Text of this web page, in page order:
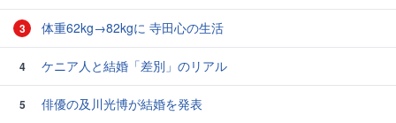
3 体重62kg→82kgに 寺田心の生活
4 ケニア人と結婚「差別」のリアル
5
俳優の及川光博が結婚を発表